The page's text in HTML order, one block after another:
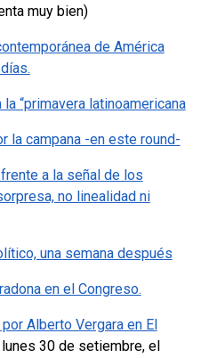
muy bien)
de América
la “primavera latinoamericana
la campana -en este round-
a la señal de los
no linealidad ni
una semana después
en el Congreso.
Alberto Vergara en El
lunes 30 de setiembre, el